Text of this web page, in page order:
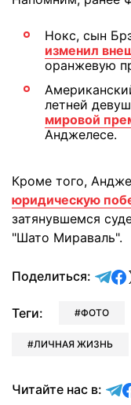
Нокс, сын
изменил
оранжевую
летней
мировой
Анджелесе.
Кроме того,
юридическую
затянувшемся
"Шато Мираваль".
Поделиться:
Теги: ФОТО
ЛИЧНАЯ ЖИЗНЬ
Читайте нас в: